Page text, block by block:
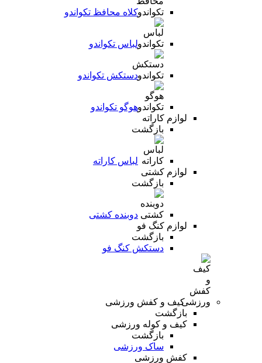
کلاه محافظ تکواندو
لباس تکواندو
دستکش تکواندو
هوگو تکواندو
لوازم کاراته
بازگشت
لباس کاراته
لوازم کشتی
بازگشت
دوبنده کشتی
لوازم کنگ فو
بازگشت
دستکش کنگ فو
کیف و کفش ورزشی
بازگشت
کیف و کوله ورزشی
بازگشت
ساک ورزشی
کفش ورزشی